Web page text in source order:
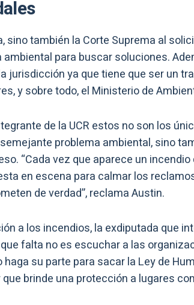
sino también la Corte Suprema al
para buscar soluciones.
jurisdicción ya que tiene que ser un
y sobre todo, el Ministerio de
de la UCR estos no son los
problema ambiental, sino
“Cada vez que aparece un
en escena para calmar los
de verdad”, reclama Austin.
a los incendios, la exdiputada que
falta no es escuchar a las
su parte para sacar la Ley de
que brinde una protección a lugares